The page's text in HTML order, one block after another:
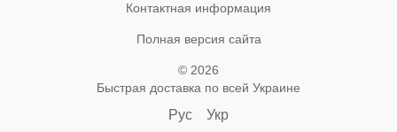
Контактная информация
Полная версия сайта
© 2026
Быстрая доставка по всей Украине
Рус Укр